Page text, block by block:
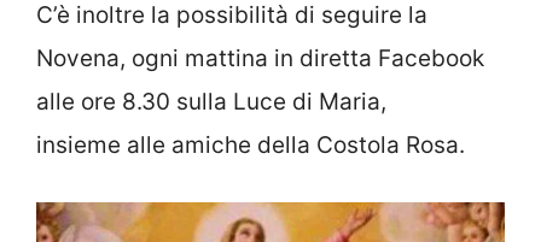
C’è inoltre la possibilità di seguire la
Novena, ogni mattina in diretta Facebook
alle ore 8.30 sulla Luce di Maria,
insieme alle amiche della Costola Rosa.